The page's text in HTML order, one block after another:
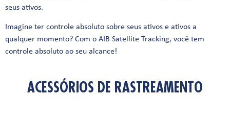
seus ativos.
Imagine ter controle absoluto sobre seus ativos e ativos a
qualquer momento? Com o AIB Satellite Tracking, você tem
controle absoluto ao seu alcance!
ACESSÓRIOS DE RASTREAMENTO